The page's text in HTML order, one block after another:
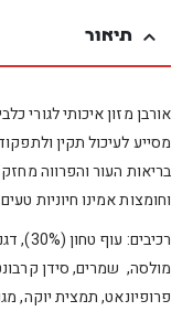
תיאור
אורבן מזון איכותי לגורי
מסייע לעיכול תקין
בריאות העור והפרווה
וחומצות אמינו חיוניות
מולסה, שמרים, סידן
פרופיונאט, תמצית יוקה,